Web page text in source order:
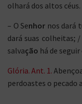
olhará dos altos céus.
– O Senhor nos dará
dará suas colheitas; /
salvação há de seguir
Glória. Ant. 1.
perdoastes o pecado